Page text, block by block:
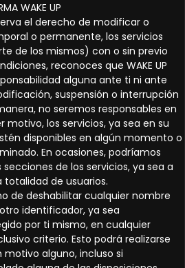
WAKE UP
el derecho de modificar o
o permanente, los servicios
de los mismos) con o sin previo
reconoces que WAKE UP
alguna ante ti ni ante
suspensión o interrupción
no seremos responsables en
motivo, los servicios, ya sea en su
disponibles en algún momento o
En ocasiones, podríamos
de los servicios, ya sea a
totalidad de usuarios.
de deshabilitar cualquier nombre
identificador, ya sea
por ti mismo, en cualquier
criterio. Esto podrá realizarse
alguno, incluso si